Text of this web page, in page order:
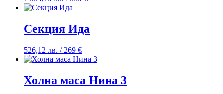
Секция Ида
526,12 лв. / 269 €
Холна маса Нина 3